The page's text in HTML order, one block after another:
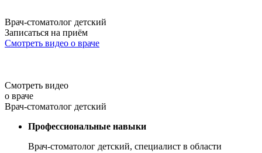
Врач-стоматолог детский
Записаться на приём
Смотреть видео о враче
Cмотреть видео
о враче
Врач-стоматолог детский
Профессиональные навыки
Врач-стоматолог детский, специалист в области